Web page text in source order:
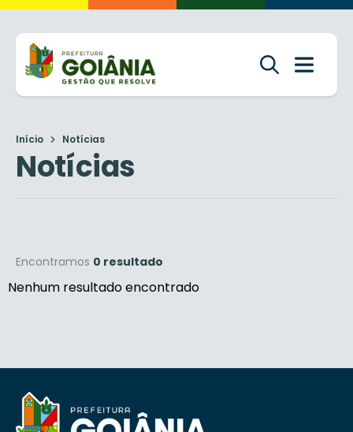
Início Notícias
Notícias
Encontramos 0 resultado
Nenhum resultado encontrado